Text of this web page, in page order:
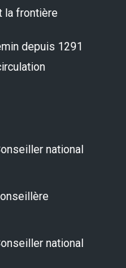
la frontière
depuis 1291
national
national